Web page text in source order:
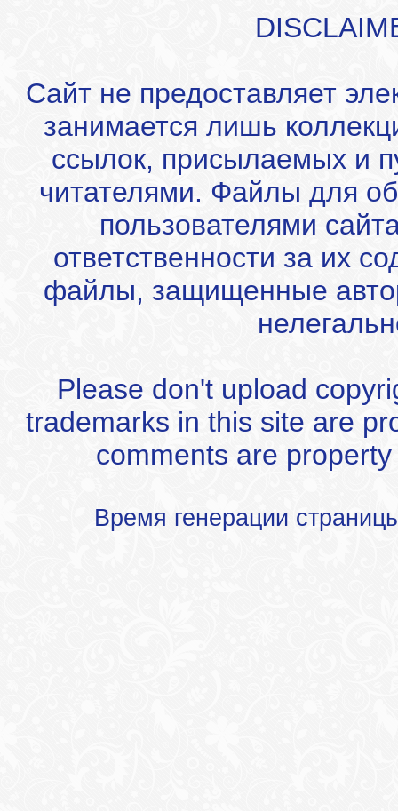
Сайт не предоставляет
занимается лишь
ссылок, присылаемых и
читателями. Файлы для
пользователями
ответственности за их
файлы, защищенные
Please don't upload
trademarks in this site are
comments are
Время генерации